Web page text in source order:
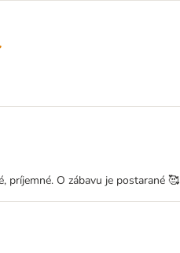
príjemné. O zábavu je postarané 🥰